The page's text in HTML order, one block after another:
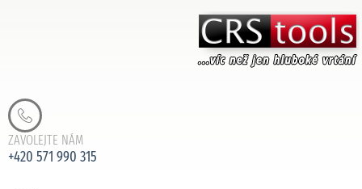
ZAVOLEJTE NÁM
+420 571 990 315